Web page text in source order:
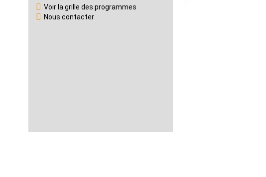
Voir la grille des programmes
Nous contacter